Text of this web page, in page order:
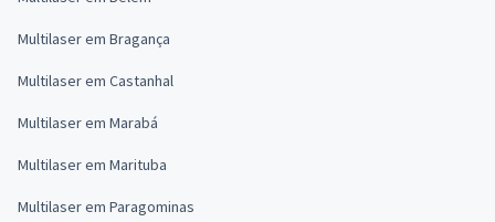
Multilaser em Bragança
Multilaser em Castanhal
Multilaser em Marabá
Multilaser em Marituba
Multilaser em Paragominas